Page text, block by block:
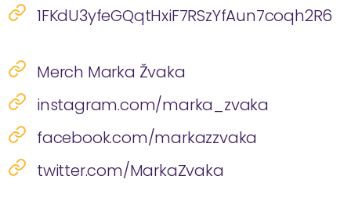
1FKdU3yfeGQqtHxiF7RSzYfAun7coqh2R6
Merch Marka Žvaka
instagram.com/marka_zvaka
facebook.com/markazzvaka
twitter.com/MarkaZvaka